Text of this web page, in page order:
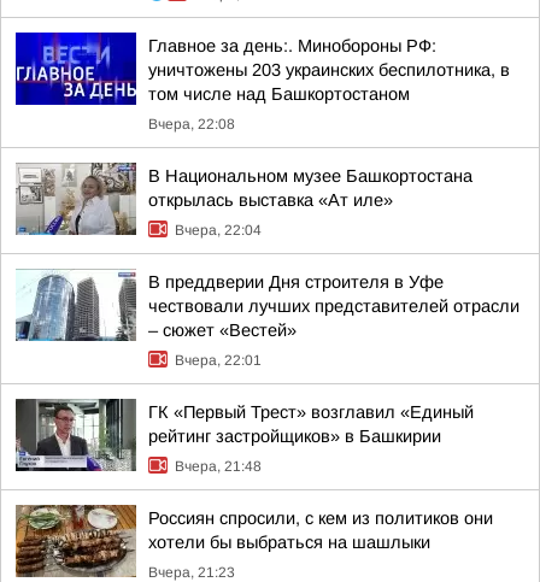
Главное за день:. Минобороны РФ:
уничтожены 203 украинских беспилотника, в
том числе над Башкортостаном
Вчера, 22:08
В Национальном музее Башкортостана
открылась выставка «Ат иле»
Вчера, 22:04
В преддверии Дня строителя в Уфе
чествовали лучших представителей отрасли
– сюжет «Вестей»
Вчера, 22:01
ГК «Первый Трест» возглавил «Единый
рейтинг застройщиков» в Башкирии
Вчера, 21:48
Россиян спросили, с кем из политиков они
хотели бы выбраться на шашлыки
Вчера, 21:23